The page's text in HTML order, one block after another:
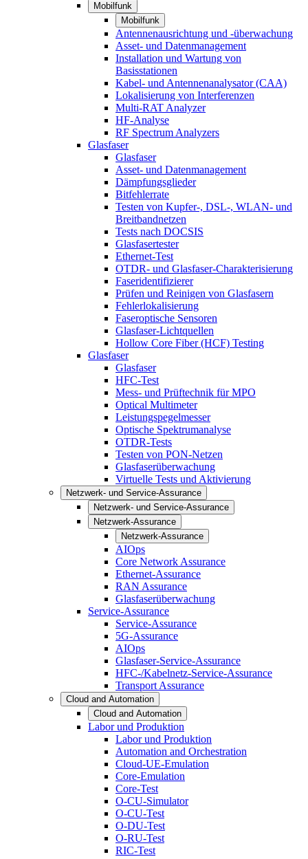
Mobilfunk
Mobilfunk
Antennenausrichtung und -überwachung
Asset- und Datenmanagement
Installation und Wartung von
Basisstationen
Kabel- und Antennenanalysator (CAA)
Lokalisierung von Interferenzen
Multi-RAT Analyzer
HF-Analyse
RF Spectrum Analyzers
Glasfaser
Glasfaser
Asset- und Datenmanagement
Dämpfungsglieder
Bitfehlerrate
Testen von Kupfer-, DSL-, WLAN- und
Breitbandnetzen
Tests nach DOCSIS
Glasfasertester
Ethernet-Test
OTDR- und Glasfaser-Charakterisierung
Faseridentifizierer
Prüfen und Reinigen von Glasfasern
Fehlerlokalisierung
Faseroptische Sensoren
Glasfaser-Lichtquellen
Hollow Core Fiber (HCF) Testing
Glasfaser
Glasfaser
HFC-Test
Mess- und Prüftechnik für MPO
Optical Multimeter
Leistungspegelmesser
Optische Spektrumanalyse
OTDR-Tests
Testen von PON-Netzen
Glasfaserüberwachung
Virtuelle Tests und Aktivierung
Netzwerk- und Service-Assurance
Netzwerk- und Service-Assurance
Netzwerk-Assurance
Netzwerk-Assurance
AIOps
Core Network Assurance
Ethernet-Assurance
RAN Assurance
Glasfaserüberwachung
Service-Assurance
Service-Assurance
5G-Assurance
AIOps
Glasfaser-Service-Assurance
HFC-/Kabelnetz-Service-Assurance
Transport Assurance
Cloud and Automation
Cloud and Automation
Labor und Produktion
Labor und Produktion
Automation and Orchestration
Cloud-UE-Emulation
Core-Emulation
Core-Test
O-CU-Simulator
O-CU-Test
O-DU-Test
O-RU-Test
RIC-Test